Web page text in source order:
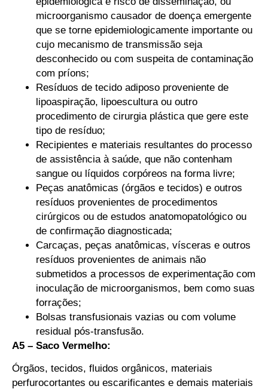
microorganismo causador de doença emergente
que se torne epidemiologicamente importante ou
cujo mecanismo de transmissão seja
desconhecido ou com suspeita de contaminação
com príons;
Resíduos de tecido adiposo proveniente de
lipoaspiração, lipoescultura ou outro
procedimento de cirurgia plástica que gere este
tipo de resíduo;
Recipientes e materiais resultantes do processo
de assistência à saúde, que não contenham
sangue ou líquidos corpóreos na forma livre;
Peças anatômicas (órgãos e tecidos) e outros
resíduos provenientes de procedimentos
cirúrgicos ou de estudos anatomopatológico ou
de confirmação diagnosticada;
Carcaças, peças anatômicas, vísceras e outros
resíduos provenientes de animais não
submetidos a processos de experimentação com
inoculação de microorganismos, bem como suas
forrações;
Bolsas transfusionais vazias ou com volume
residual pós-transfusão.
A5 – Saco Vermelho:
Órgãos, tecidos, fluidos orgânicos, materiais
perfurocortantes ou escarificantes e demais materiais